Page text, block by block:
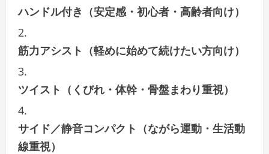
ハンドル付き（安定感・初心者・高齢者向け）
筋力アシスト（軽めに始めて続けたい方向け）
ツイスト（くびれ・体幹・骨盤まわり重視）
サイド／静音コンパクト（ながら運動・生活動
線重視）